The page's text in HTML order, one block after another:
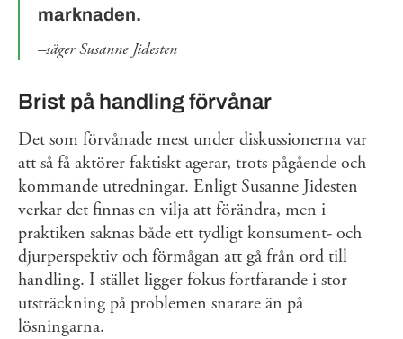
marknaden.
säger Susanne Jidesten
Brist på handling förvånar
Det som förvånade mest under diskussionerna var
att så få aktörer faktiskt agerar, trots pågående och
kommande utredningar. Enligt Susanne Jidesten
verkar det finnas en vilja att förändra, men i
praktiken saknas både ett tydligt konsument- och
djurperspektiv och förmågan att gå från ord till
handling. I stället ligger fokus fortfarande i stor
utsträckning på problemen snarare än på
lösningarna.